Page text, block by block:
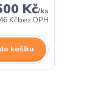
Kč/ks
Kčbez DPH
košíku